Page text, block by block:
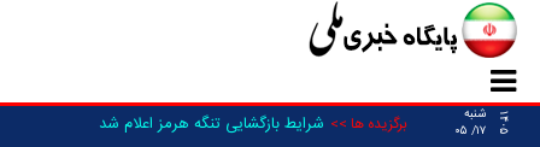
۱۴۰۵
شنبه
۱۷/ ۰۵
برگزیده ها >> شرایط بازگشایی تنگه هرمز اعلام شد